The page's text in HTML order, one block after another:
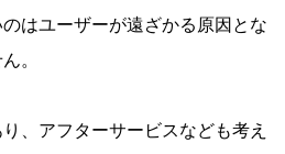
はユーザーが遠ざかる原因とな
。
、アフターサービスなども考え